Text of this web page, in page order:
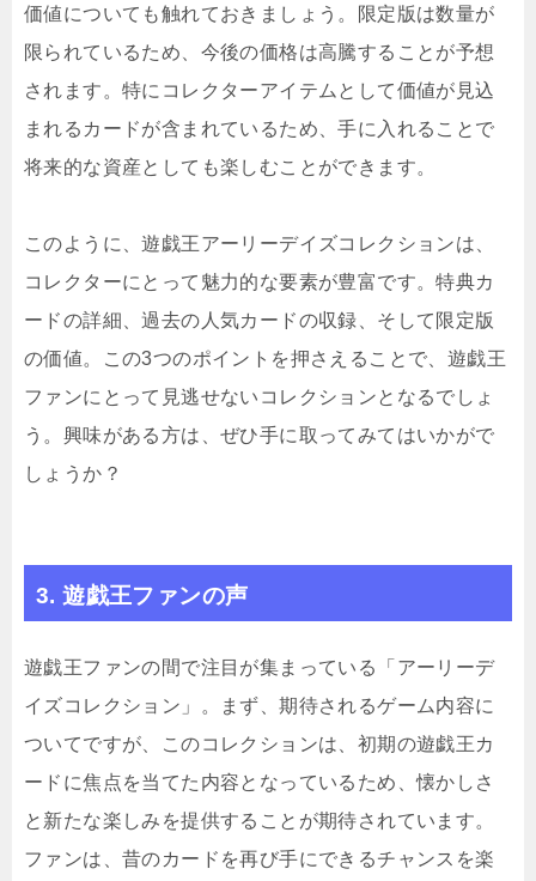
価値についても触れておきましょう。限定版は数量が
限られているため、今後の価格は高騰することが予想
されます。特にコレクターアイテムとして価値が見込
まれるカードが含まれているため、手に入れることで
将来的な資産としても楽しむことができます。
このように、遊戯王アーリーデイズコレクションは、
コレクターにとって魅力的な要素が豊富です。特典カ
ードの詳細、過去の人気カードの収録、そして限定版
の価値。この3つのポイントを押さえることで、遊戯王
ファンにとって見逃せないコレクションとなるでしょ
う。興味がある方は、ぜひ手に取ってみてはいかがで
しょうか？
3. 遊戯王ファンの声
遊戯王ファンの間で注目が集まっている「アーリーデ
イズコレクション」。まず、期待されるゲーム内容に
ついてですが、このコレクションは、初期の遊戯王カ
ードに焦点を当てた内容となっているため、懐かしさ
と新たな楽しみを提供することが期待されています。
ファンは、昔のカードを再び手にできるチャンスを楽